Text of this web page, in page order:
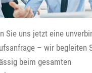
Sie uns jetzt eine
– wir begleiten
beim gesamten